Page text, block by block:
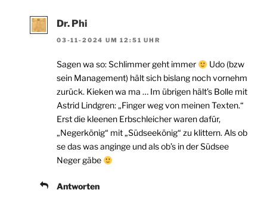
Dr. Phi
03-11-2024 UM 12:51 UHR
Sagen wa so: Schlimmer geht immer
Udo (bzw
sein Management) hält sich bislang noch vornehm
zurück. Kieken wa ma … Im übrigen hält’s Bolle mit
Astrid Lindgren: „Finger weg von meinen Texten.“
Erst die kleenen Erbschleicher waren dafür,
„Negerkönig“ mit „Südseekönig“ zu klittern. Als ob
se das was anginge und als ob’s in der Südsee
Neger gäbe
Antworten